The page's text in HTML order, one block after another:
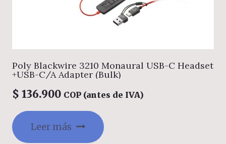
Poly Blackwire 3210 Monaural USB-C Headset
+USB-C/A Adapter (Bulk)
$ 136.900 COP (antes de IVA)
Leer más